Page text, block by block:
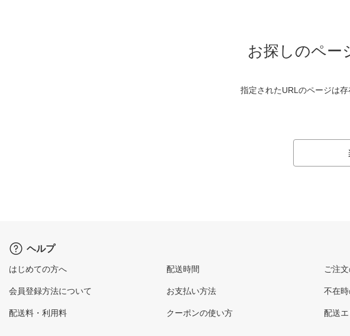
お探しのペー
指定されたURLのページは
ヘルプ
はじめての方へ
会員登録方法について
配送料・利用料
配送時間
お支払い方法
クーポンの使い方
ご注
不在
配送